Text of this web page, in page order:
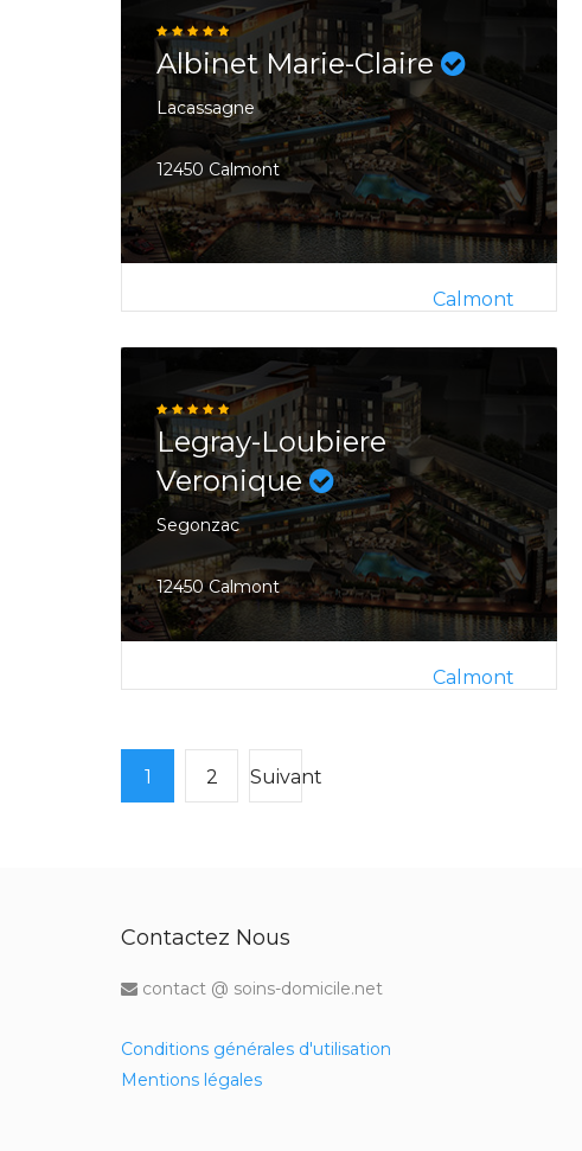
Albinet Marie-Claire
Lacassagne
12450 Calmont
Calmont
Legray-Loubiere
Veronique
Segonzac
12450 Calmont
Calmont
1 2 Suivant
Contactez Nous
contact @ soins-domicile.net
Conditions générales d'utilisation
Mentions légales